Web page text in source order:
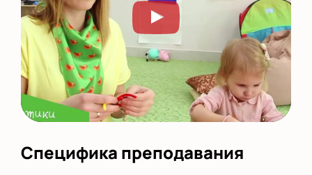
Специфика преподавания